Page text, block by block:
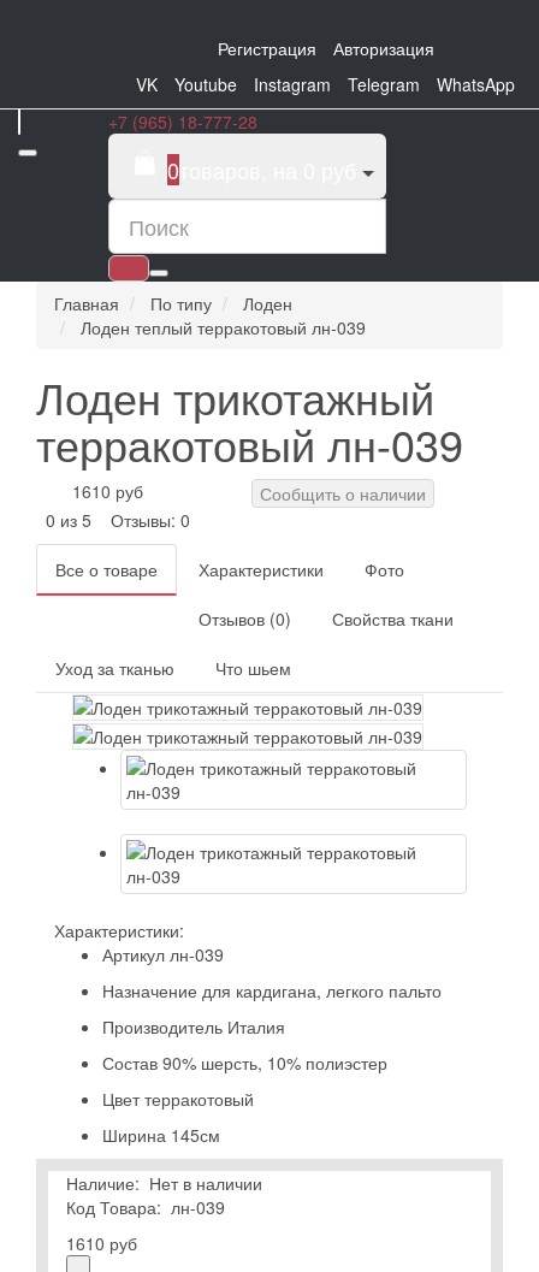
Регистрация
Авторизация
VK
Youtube Instagram Telegram
WhatsApp
+7 (965) 18-777-28
0
Главная По типу
Лоден
Лоден теплый терракотовый лн-039
Лоден трикотажный
терракотовый лн-039
1610 руб
Сообщить о наличии
0 из 5
Отзывы: 0
Все о товаре Характеристики Фото
Отзывов (0) Свойства ткани
Уход за тканью Что шьем
Характеристики:
Артикул лн-039
Назначение для кардигана, легкого пальто
Производитель Италия
Состав 90% шерсть, 10% полиэстер
Цвет терракотовый
Ширина 145см
Наличие: Нет в наличии
Код Товара: лн-039
1610 руб